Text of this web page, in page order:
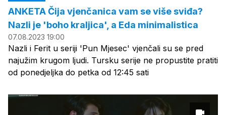
ANKETA Čija vjenčanica vam se više sviđa?
Nazli je 'boho kraljica', a Eda minimalistica
07.08.2023 19:00
Nazli i Ferit u seriji 'Pun Mjesec' vjenčali su se pred
najužim krugom ljudi. Tursku serije ne propustite pratiti
od ponedjeljka do petka od 12:45 sati